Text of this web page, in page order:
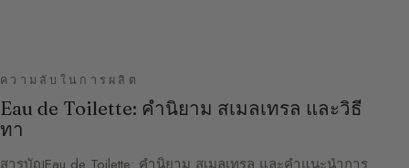
ความลับในการผลิต
Eau de Toilette: คำนิยาม สเมลเทรล และวิธี
ทา